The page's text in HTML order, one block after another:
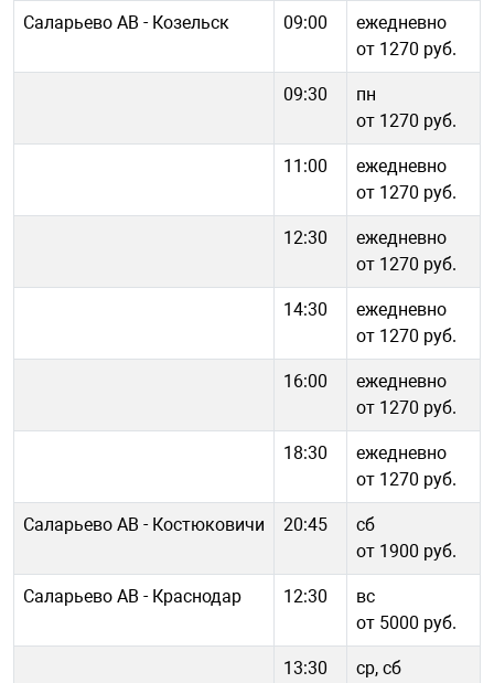
Саларьево АВ - Козельск 09:00
ежедневно
от 1270 руб.
09:30
пн
от 1270 руб.
11:00
ежедневно
от 1270 руб.
12:30
ежедневно
от 1270 руб.
14:30
ежедневно
от 1270 руб.
16:00
ежедневно
от 1270 руб.
18:30
ежедневно
от 1270 руб.
Саларьево АВ - Костюковичи 20:45
сб
от 1900 руб.
Саларьево АВ - Краснодар 12:30
вс
от 5000 руб.
13:30
ср, сб